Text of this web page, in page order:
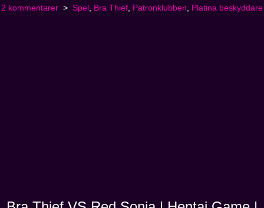
2 kommentarer Spel , Bra Thief, Patronklubben, Platina beskyddare